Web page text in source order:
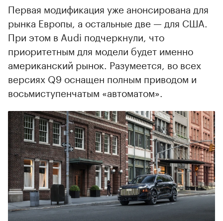
Первая модификация уже анонсирована для
рынка Европы, а остальные две — для США.
При этом в Audi подчеркнули, что
приоритетным для модели будет именно
американский рынок. Разумеется, во всех
версиях Q9 оснащен полным приводом и
восьмиступенчатым «автоматом».